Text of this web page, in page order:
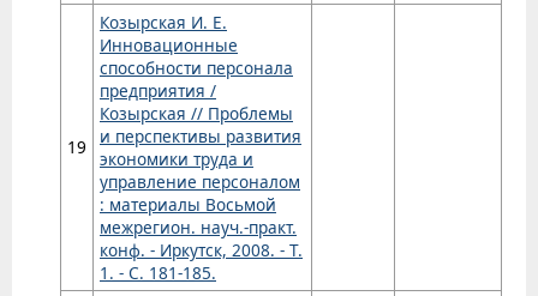
19
Козырская И. Е.
Инновационные
способности персонала
предприятия /
Козырская // Проблемы
и перспективы развития
экономики труда и
управление персоналом
: материалы Восьмой
межрегион. науч.-практ.
конф. - Иркутск, 2008. - Т.
1. - С. 181-185.